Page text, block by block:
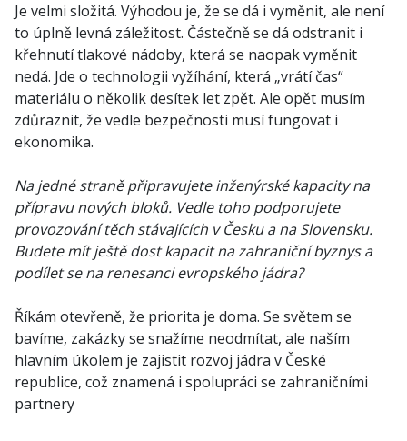
Je velmi složitá. Výhodou je, že se dá i vyměnit, ale není
to úplně levná záležitost. Částečně se dá odstranit i
křehnutí tlakové nádoby, která se naopak vyměnit
nedá. Jde o technologii vyžíhání, která „vrátí čas“
materiálu o několik desítek let zpět. Ale opět musím
zdůraznit, že vedle bezpečnosti musí fungovat i
ekonomika.
Na jedné straně připravujete inženýrské kapacity na
přípravu nových bloků. Vedle toho podporujete
provozování těch stávajících v Česku a na Slovensku.
Budete mít ještě dost kapacit na zahraniční byznys a
podílet se na renesanci evropského jádra?
Říkám otevřeně, že priorita je doma. Se světem se
bavíme, zakázky se snažíme neodmítat, ale naším
hlavním úkolem je zajistit rozvoj jádra v České
republice, což znamená i spolupráci se zahraničními
partnery